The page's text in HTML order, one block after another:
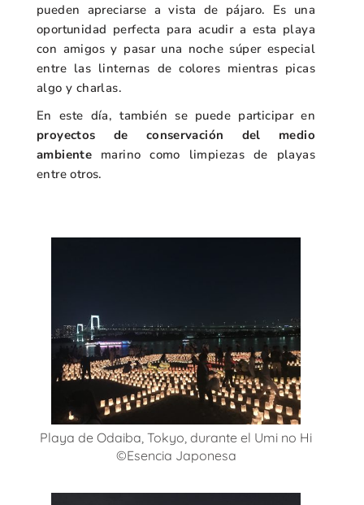
pueden apreciarse a vista de pájaro. Es una
oportunidad perfecta para acudir a esta playa
con amigos y pasar una noche súper especial
entre las linternas de colores mientras picas
algo y charlas.
En este día, también se puede participar en
proyectos de conservación del medio
ambiente marino como limpiezas de playas
entre otros.
Playa de Odaiba, Tokyo, durante el Umi no Hi
©Esencia Japonesa